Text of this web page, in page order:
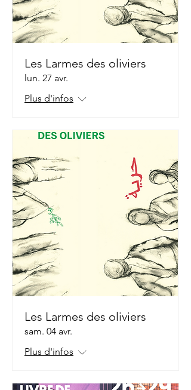
Les Larmes des oliviers
lun. 27 avr.
Plus d'infos
Les Larmes des oliviers
sam. 04 avr.
Plus d'infos